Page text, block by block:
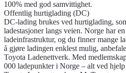
100% med god samvittighet.
Offentlig hurtiglading (DC)
DC-lading brukes ved hurtiglading,
ladestasjoner langs veien. Norge har
ladeinfrastruktur, og du finner mange
å gjøre ladingen enklest mulig,
Toyota Ladenettverk. Med
000 ladepunkter i Norge – alt ved